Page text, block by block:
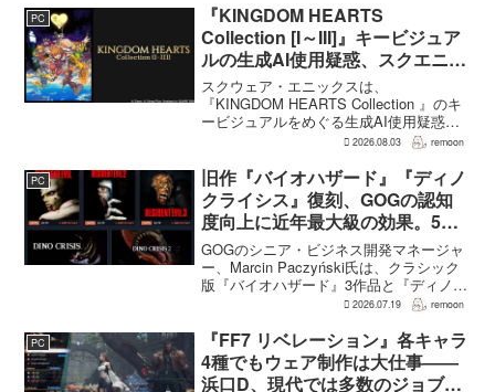
PC
『KINGDOM HEARTS
Collection [I～III]』キービジュア
ルの生成AI使用疑惑、スクエニが
否定――不自然な描写は「人為的
ミス」
スクウェア・エニックスは、
『KINGDOM HEARTS Collection 』のキ
ービジュアルをめぐる生成AI使用疑惑に
ついて、問題となったアセットは開発チ
不自然な箇所は「人為的ミス」によるも
のだと...
2026.08.03 remoon
PC
旧作『バイオハザード』『ディノ
クライシス』復刻、GOGの認知
度向上に近年最大級の効果。5作
品は90％超の肯定的評価
GOGのシニア・ビジネス開発マネージャ
ー、Marcin Paczyński氏は、クラシック
版『バイオハザード』3作品と『ディノク
ライシス』2作品の復刻が、近年のGOG
上に認知度向上へ貢献したと語った。現
在...
2026.07.19 remoon
PC
『FF7 リベレーション』各キャラ
4種でもウェア制作は大仕事――
浜口D、現代では多数のジョブを